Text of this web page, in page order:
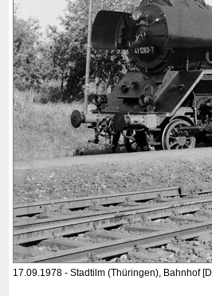
17.09.1978 - Stadtilm (Thüringen), Bahnhof